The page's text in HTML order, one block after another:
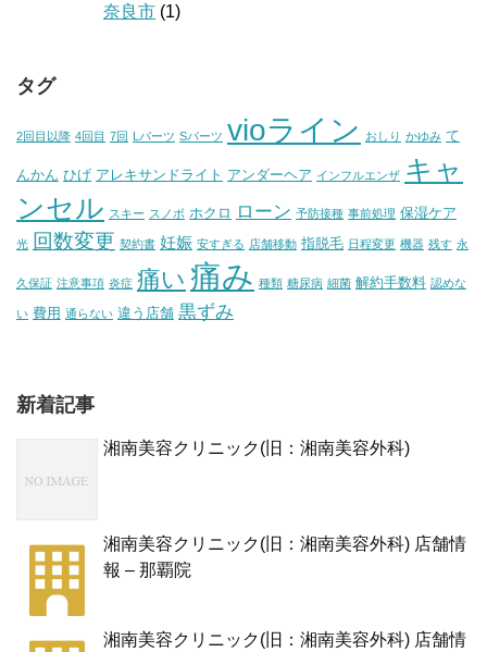
奈良市 (1)
タグ
2回目以降 4回目 7回 Lパーツ Sパーツ vioライン おしり かゆみ て
んかん ひげ アレキサンドライト アンダーヘア インフルエンザ キャ
ンセル スキー スノボ ホクロ ローン 予防接種 事前処理 保湿ケア
光 回数変更 契約書 妊娠 安すぎる 店舗移動 指脱毛 日程変更 機器 残す 永
久保証 注意事項 炎症 痛い 痛み 種類 糖尿病 細菌 解約手数料 認めな
い 費用 通らない 違う店舗 黒ずみ
新着記事
湘南美容クリニック(旧：湘南美容外科)
湘南美容クリニック(旧：湘南美容外科) 店舗情
報 – 那覇院
湘南美容クリニック(旧：湘南美容外科) 店舗情